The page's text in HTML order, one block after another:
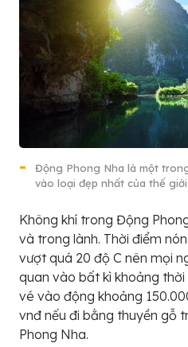
Động Phong Nha là một
vào loại đẹp nhất của thế giới
Không khí trong Động
và trong lành. Thời điểm
vượt quá 20 độ C nên mọi
quan vào bất kì khoảng
vé vào động khoảng
vnđ nếu đi bằng thuyền gỗ
Phong Nha.